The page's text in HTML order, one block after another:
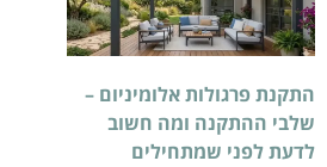
אלומיניום –
ומה חשוב